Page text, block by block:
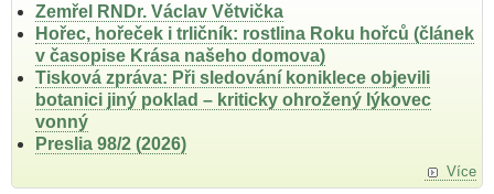
Zemřel RNDr. Václav Větvička
Hořec, hořeček i trličník: rostlina Roku hořců (článek
v časopise Krása našeho domova)
Tisková zpráva: Při sledování koniklece objevili
botanici jiný poklad – kriticky ohrožený lýkovec
vonný
Preslia 98/2 (2026)
Více